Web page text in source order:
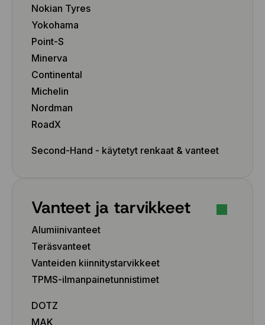
Nokian Tyres
Yokohama
Point-S
Minerva
Continental
Michelin
Nordman
RoadX
Second-Hand - käytetyt renkaat & vanteet
Vanteet ja tarvikkeet
Alumiinivanteet
Teräsvanteet
Vanteiden kiinnitystarvikkeet
TPMS-ilmanpainetunnistimet
DOTZ
MAK